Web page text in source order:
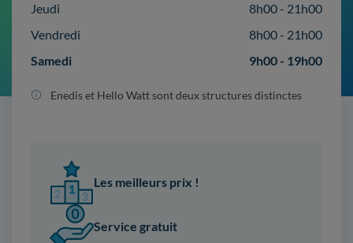
Jeudi
8h00 - 21h00
Vendredi
8h00 - 21h00
Samedi
9h00 - 19h00
Enedis et Hello Watt sont deux structures distinctes
Les meilleurs prix !
Service gratuit